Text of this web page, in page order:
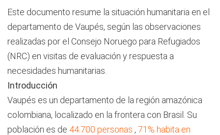
Este documento resume la situación humanitaria en el
departamento de Vaupés, según las observaciones
realizadas por el Consejo Noruego para Refugiados
(NRC) en visitas de evaluación y respuesta a
necesidades humanitarias.
Introducción
Vaupés es un departamento de la región amazónica
colombiana, localizado en la frontera con Brasil. Su
población es de 44.700 personas , 71% habita en